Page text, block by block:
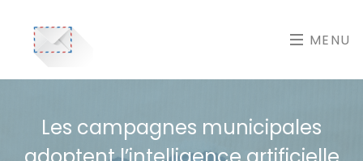
MENU
Les campagnes municipales